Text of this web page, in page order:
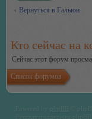
Вернуться в Гальюн
Кто сейчас на
Сейчас этот форум
Список форумов